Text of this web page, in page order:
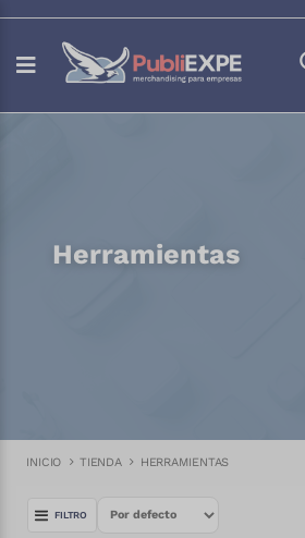
Herramientas
INICIO TIENDA HERRAMIENTAS
FILTRO